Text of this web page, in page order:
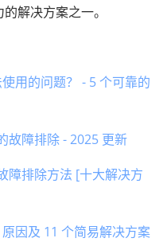
解决方案之一。
用的问题？ - 5 个可靠的
故障排除 - 2025 更新
障排除方法 [十大解决方
因及 11 个简易解决方案